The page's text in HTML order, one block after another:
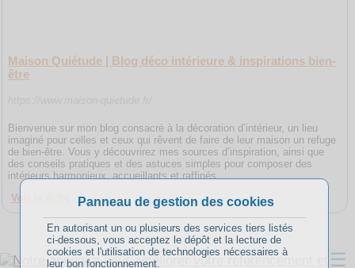
Maison Quiétude | Blog déco intérieure & inspirations bien-
être
Bienvenue sur mon blog consacré à la décoration d’intérieur, un lieu
imaginé pour celles et ceux qui rêvent de faire de leur maison un refuge
de bien-être. Vous y découvrirez mes sources d’inspiration, ainsi que
des conseils pratiques et des astuces simples pour composer des
intérieurs harmonieux, accueillants et raffinés,
Voir la fiche
☰
Panneau de gestion des cookies
En autorisant un ou plusieurs des services tiers listés
ci-dessous, vous acceptez le dépôt et la lecture de
cookies et l'utilisation de technologies nécessaires à
leur bon fonctionnement.